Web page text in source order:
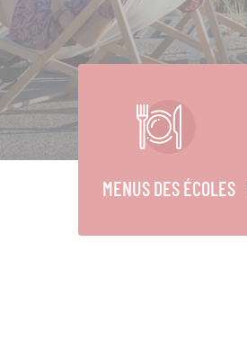
MENUS DES ÉCOLES